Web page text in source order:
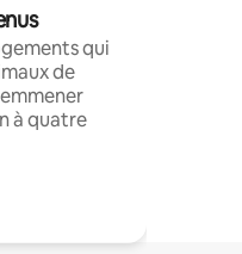
qui
de
à quatre